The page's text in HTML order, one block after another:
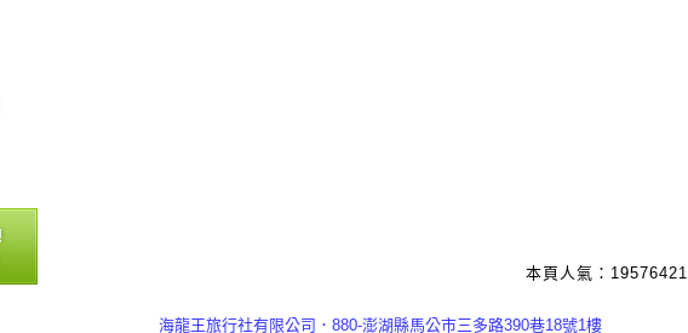
本頁人氣：19576421
海龍王旅行社有限公司．880-澎湖縣馬公市三多路390巷18號1樓